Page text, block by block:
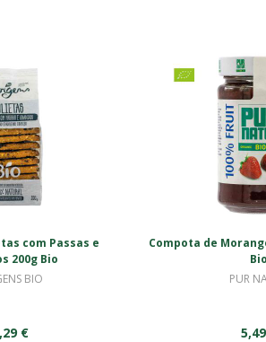
com Passas e
200g Bio
BIO
€
Compota de
Bio
PUR